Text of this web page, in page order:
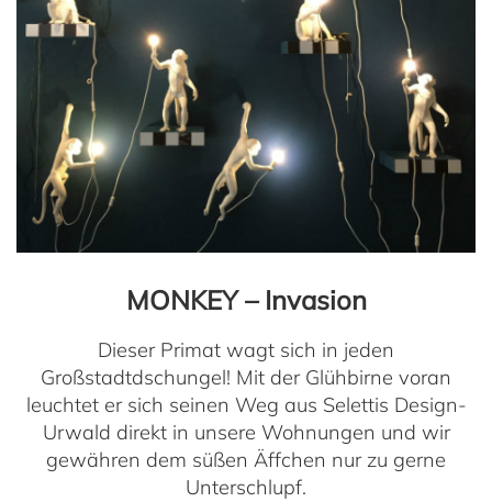
MONKEY – Invasion
Dieser Primat wagt sich in jeden
Großstadtdschungel! Mit der Glühbirne voran
leuchtet er sich seinen Weg aus Selettis Design-
Urwald direkt in unsere Wohnungen und wir
gewähren dem süßen Äffchen nur zu gerne
Unterschlupf.